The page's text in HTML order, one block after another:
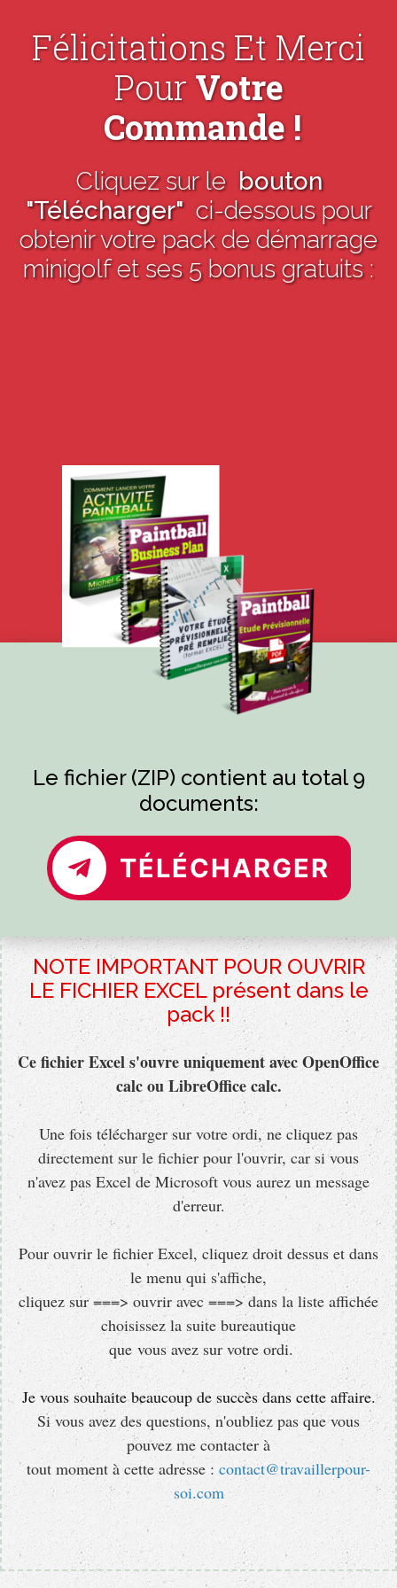
Félicitations Et Merci
PourVotre
Commande !
Cliquez sur le bouton
"Télécharger"ci-dessouspour
obtenir votre pack de démarrage
minigolf et ses 5 bonus gratuits :
Le fichier (ZIP) contient au total 9
documents:
TÉLÉCHARGER
NOTE IMPORTANT POUR OUVRIR
LE FICHIER EXCEL présent dans le
pack !!
Ce fichier Excel s'ouvre uniquement avec OpenOffice
calc ou LibreOffice calc.
Une fois télécharger sur votre ordi,ne cliquez pas
directement sur le fichier pour l'ouvrir, car si vous
n'avez pas Excel de Microsoft vous aurez un message
d'erreur.
Pour ouvrir le fichier Excel, cliquez droit dessus et dans
le menu qui s'affiche,
cliquez sur ===> ouvrir avec ===> dans la liste affichée
choisissez la suite bureautique
que vous avez sur votre ordi.
Je vous souhaite beaucoup de succès dans cette affaire.
Si vous avez des questions, n'oubliez pas que vous
pouvez me contacter à
tout moment à cette adresse : contact@travaillerpour-
soi.com